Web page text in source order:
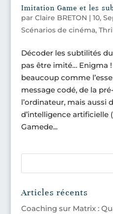
Imitation Game et les
par Claire BRETON | 10,
Scénarios de cinéma,
Décoder les subtilités
pas être imité… Enigma
beaucoup comme
message codé, de la
l’ordinateur, mais aussi
d’intelligence artificielle
Gamede...
Articles récents
Coaching sur Matrix :